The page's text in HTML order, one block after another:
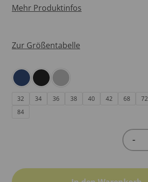
Mehr Produktinfos
Zur Größentabelle
32 34 36 38 40 42 68 72
84
-